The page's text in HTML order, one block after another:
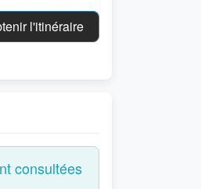
l'itinéraire
consultées